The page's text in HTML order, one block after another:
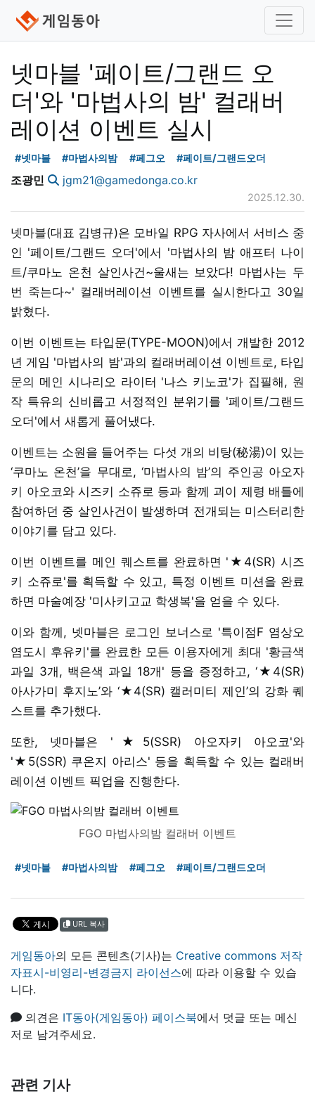
넷마블 '페이트/그랜드 오
더'와 '마법사의 밤' 컬래버
레이션 이벤트 실시
#넷마블 #마법사의밤 #페그오 #페이트/그랜드오더
조광민 jgm21@gamedonga.co.kr
2025.12.30.
넷마블(대표 김병규)은 모바일 RPG 자사에서 서비스 중
인 '페이트/그랜드 오더'에서 '마법사의 밤 애프터 나이
트/쿠마노 온천 살인사건~울새는 보았다! 마법사는 두
번 죽는다~' 컬래버레이션 이벤트를 실시한다고 30일
밝혔다.
이번 이벤트는 타입문(TYPE-MOON)에서 개발한 2012
년 게임 '마법사의 밤'과의 컬래버레이션 이벤트로, 타입
문의 메인 시나리오 라이터 '나스 키노코'가 집필해, 원
작 특유의 신비롭고 서정적인 분위기를 '페이트/그랜드
오더'에서 새롭게 풀어냈다.
이벤트는 소원을 들어주는 다섯 개의 비탕(秘湯)이 있는
‘쿠마노 온천’을 무대로, ‘마법사의 밤’의 주인공 아오자
키 아오코와 시즈키 소쥬로 등과 함께 괴이 제령 배틀에
참여하던 중 살인사건이 발생하며 전개되는 미스터리한
이야기를 담고 있다.
이번 이벤트를 메인 퀘스트를 완료하면 '★4(SR) 시즈
키 소쥬로'를 획득할 수 있고, 특정 이벤트 미션을 완료
하면 마술예장 '미사키고교 학생복'을 얻을 수 있다.
이와 함께, 넷마블은 로그인 보너스로 '특이점F 염상오
염도시 후유키'를 완료한 모든 이용자에게 최대 '황금색
과일 3개, 백은색 과일 18개' 등을 증정하고, ‘★4(SR)
아사가미 후지노’와 ‘★4(SR) 캘러미티 제인’의 강화 퀘
스트를 추가했다.
또한, 넷마블은 '★5(SSR) 아오자키 아오코'와
'★5(SSR) 쿠온지 아리스' 등을 획득할 수 있는 컬래버
레이션 이벤트 픽업을 진행한다.
FGO 마법사의밤 컬래버 이벤트
#넷마블 #마법사의밤 #페그오 #페이트/그랜드오더
URL 복사
게임동아의 모든 콘텐츠(기사)는 Creative commons 저작
자표시-비영리-변경금지 라이선스에 따라 이용할 수 있습
니다.
의견은 IT동아(게임동아) 페이스북에서 덧글 또는 메신
저로 남겨주세요.
관련 기사